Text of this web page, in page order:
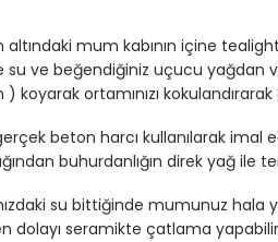
altındaki mum kabının içine
su ve beğendiğiniz uçucu yağdan
) koyarak ortamınızı
beton harcı kullanılarak
buhurdanlığın direk yağ ile
su bittiğinde mumunuz hala
dolayı seramikte çatlama